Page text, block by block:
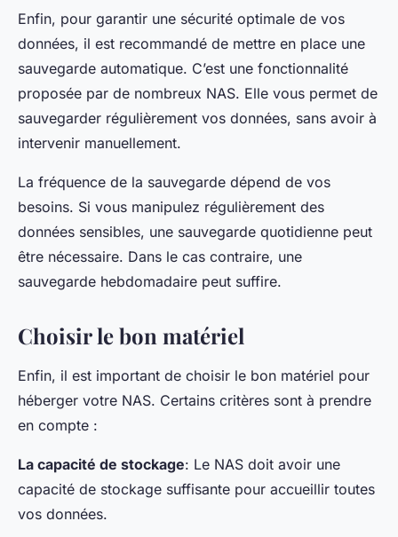
Enfin, pour garantir une sécurité optimale de vos
données, il est recommandé de mettre en place une
sauvegarde automatique. C’est une fonctionnalité
proposée par de nombreux NAS. Elle vous permet de
sauvegarder régulièrement vos données, sans avoir à
intervenir manuellement.
La fréquence de la sauvegarde dépend de vos
besoins. Si vous manipulez régulièrement des
données sensibles, une sauvegarde quotidienne peut
être nécessaire. Dans le cas contraire, une
sauvegarde hebdomadaire peut suffire.
Choisir le bon matériel
Enfin, il est important de choisir le bon matériel pour
héberger votre NAS. Certains critères sont à prendre
en compte :
La capacité de stockage: Le NAS doit avoir une
capacité de stockage suffisante pour accueillir toutes
vos données.